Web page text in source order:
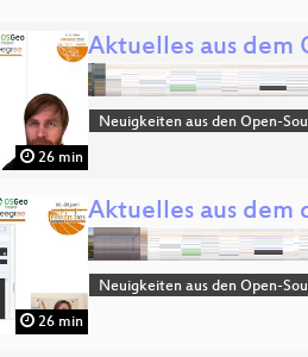
26 min
Aktuelles aus dem
Neuigkeiten aus den Open-
26 min
Aktuelles aus
Neuigkeiten aus den Open-